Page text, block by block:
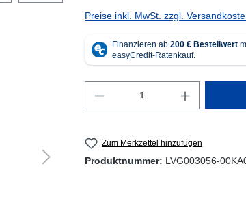
Preise inkl. MwSt. zzgl.
Produkt Anzahl: Gib
Zum Merkzettel hinzufügen
Produktnummer: LVG003056-